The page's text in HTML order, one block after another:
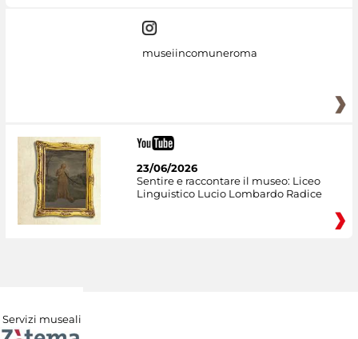
museiincomuneroma
23/06/2026
Sentire e raccontare il museo: Liceo
Linguistico Lucio Lombardo Radice
Servizi museali